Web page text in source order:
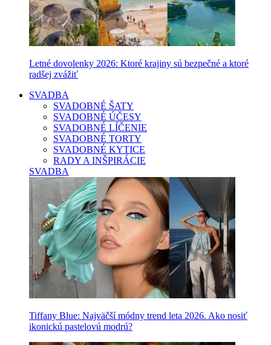
Letné dovolenky 2026: Ktoré krajiny sú bezpečné a ktoré
radšej zvážiť
SVADBA
SVADOBNÉ ŠATY
SVADOBNÉ ÚČESY
SVADOBNÉ LÍČENIE
SVADOBNÉ TORTY
SVADOBNÉ KYTICE
RADY A INŠPIRÁCIE
SVADBA
Tiffany Blue: Najväčší módny trend leta 2026. Ako nosiť
ikonickú pastelovú modrú?